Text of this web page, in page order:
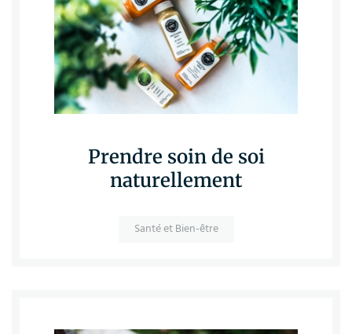
Prendre soin de soi
naturellement
Santé et Bien-être